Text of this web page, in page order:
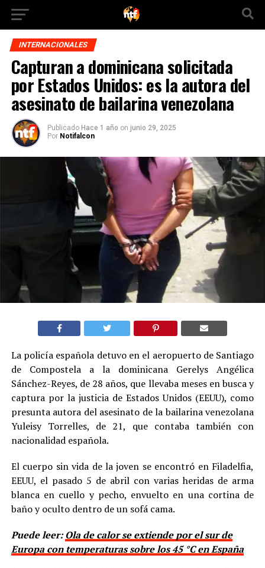
INTERNACIONALES
Capturan a dominicana solicitada
por Estados Unidos: es la autora del
asesinato de bailarina venezolana
Publicado Hace 1 año on junio 29, 2025
Por Notifalcon
La policía española detuvo en el aeropuerto de Santiago
de Compostela a la dominicana Gerelys Angélica
Sánchez-Reyes, de 28 años, que llevaba meses en busca y
captura por la justicia de Estados Unidos (EEUU), como
presunta autora del asesinato de la bailarina venezolana
Yuleisy Torrelles, de 21, que contaba también con
nacionalidad española.
El cuerpo sin vida de la joven se encontró en Filadelfia,
EEUU, el pasado 5 de abril con varias heridas de arma
blanca en cuello y pecho, envuelto en una cortina de
baño y oculto dentro de un sofá cama.
Puede leer:Ola de calor se extiende por el sur de
Europa con temperaturas sobre los 45 °C en España